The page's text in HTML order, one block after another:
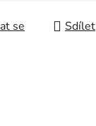
se Sdílet